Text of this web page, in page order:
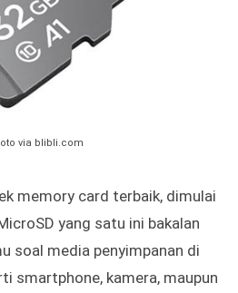
via blibli.com
memory card terbaik, dimulai
yang satu ini bakalan
soal media penyimpanan di
smartphone, kamera, maupun